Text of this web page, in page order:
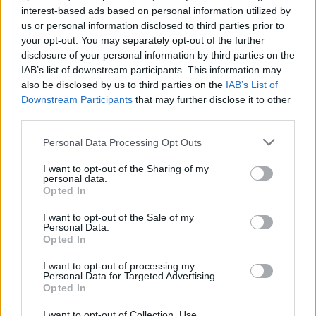
interest-based ads based on personal information utilized by
us or personal information disclosed to third parties prior to
your opt-out. You may separately opt-out of the further
disclosure of your personal information by third parties on the
IAB’s list of downstream participants. This information may
also be disclosed by us to third parties on the IAB’s List of
Downstream Participants that may further disclose it to other
Personal Data Processing Opt Outs
I want to opt-out of the Sharing of my
personal data.
Opted In
I want to opt-out of the Sale of my
Personal Data.
Opted In
I want to opt-out of processing my
Personal Data for Targeted Advertising.
Opted In
Július
Július 1., Szerda: AnnamáriaésTihamér
Július 2., Csütörtök:Ottó
és
Soma
Július 4., Szombat:Ulrik
Július 5., Vasárnap:EmeseésSarolta
Július 6., Hétfő:
Csaba
Július 8., Szerda:Ellák
Július 9., Csütörtök:
Július 10., Péntek:Amália
Július 11., Szombat:
Július 13., Hétfő:Jenõ
Július 14., Kedd: